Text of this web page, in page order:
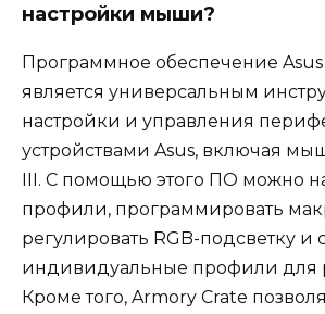
настройки мыши?
Программное обеспечение
является универсальным
настройки и управления
устройствами Asus, включая
III. С помощью этого ПО можно
профили, программировать
регулировать RGB-подсветку и
индивидуальные профили для
Кроме того, Armory Crate